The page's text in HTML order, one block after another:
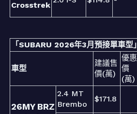
Crosstrek
「SUBARU 2026年3月預接單車型」
車型
建議售
價(萬)
優惠
價
(萬)
26MY BRZ
2.4 MT
Brembo
$171.8